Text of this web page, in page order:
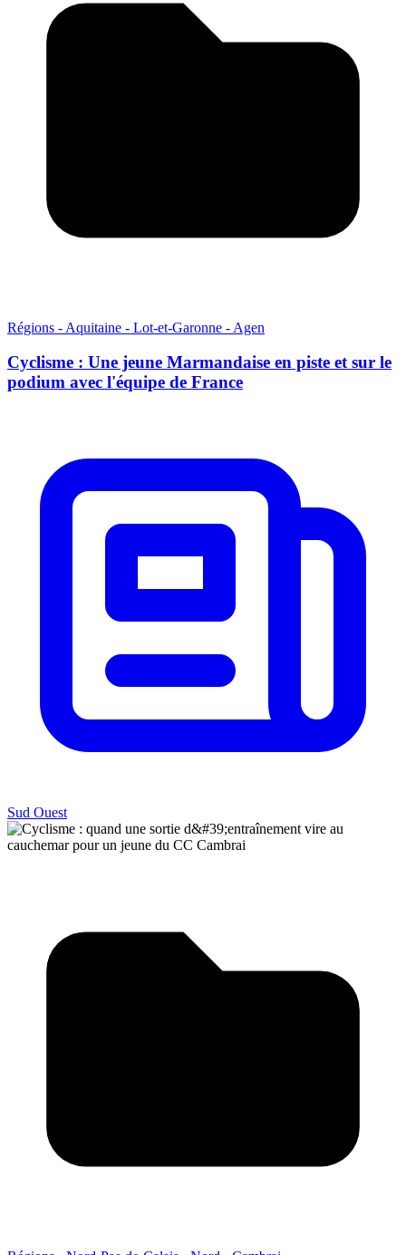
Régions - Aquitaine - Lot-et-Garonne - Agen
Cyclisme : Une jeune Marmandaise en piste et sur le
podium avec l'équipe de France
Sud Ouest